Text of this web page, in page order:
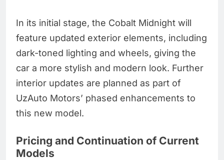
In its initial stage, the Cobalt Midnight will
feature updated exterior elements, including
dark-toned lighting and wheels, giving the
car a more stylish and modern look. Further
interior updates are planned as part of
UzAuto Motors’ phased enhancements to
this new model.
Pricing and Continuation of Current
Models